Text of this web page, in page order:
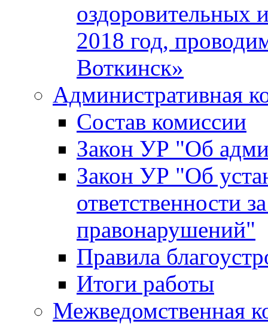
оздоровительных
2018 год,
Воткинск»
Административная
Состав комиссии
Закон УР "Об
Закон УР "Об
ответственности
правонарушений"
Правила
Итоги работы
Межведомственная